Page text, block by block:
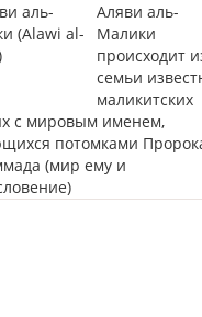
Аляви аль-
Малики
происходит
семьи
маликитских
с мировым именем,
потомками
(мир ему и